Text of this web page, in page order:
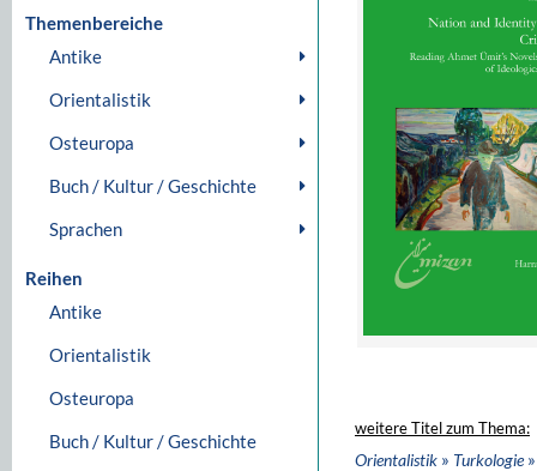
Themenbereiche
Antike
Orientalistik
Osteuropa
Buch / Kultur / Geschichte
Sprachen
Reihen
Antike
Orientalistik
Osteuropa
Buch / Kultur / Geschichte
weitere Titel zum Thema:
Orientalistik » Turkologie